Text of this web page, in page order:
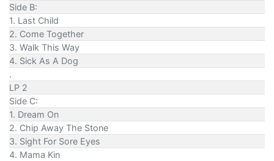
Side B:
1. Last Child
2. Come Together
3. Walk This Way
4. Sick As A Dog
.
LP 2
Side C:
1. Dream On
2. Chip Away The Stone
3. Sight For Sore Eyes
4. Mama Kin